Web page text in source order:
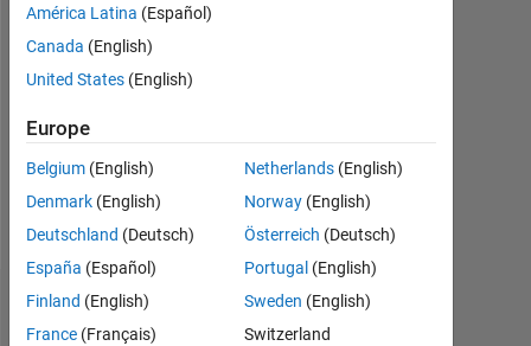
Followers:
0
Follow
Badges
América Latina (Español)
Canada (English)
United States (English)
Europe
Belgium (English)
Denmark (English)
Deutschland (Deutsch)
España (Español)
Finland (English)
France (Français)
Netherlands(English)
Norway(English)
Österreich (Deutsch)
Portugal (English)
Sweden (English)
Switzerland